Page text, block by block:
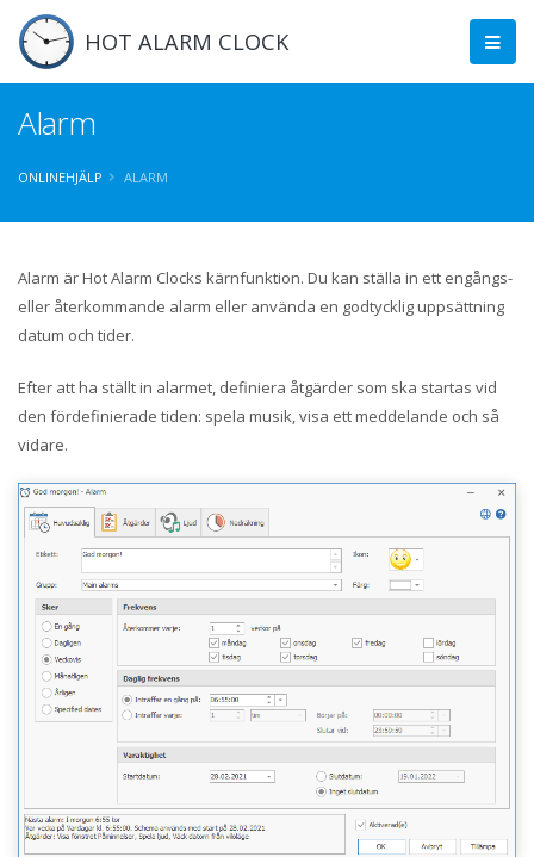
HOT ALARM CLOCK
Alarm
ONLINEHJÄLP ALARM
Alarm är Hot Alarm Clocks kärnfunktion. Du kan ställa in ett engångs-
eller återkommande alarm eller använda en godtycklig uppsättning
datum och tider.
Efter att ha ställt in alarmet, definiera åtgärder som ska startas vid
den fördefinierade tiden: spela musik, visa ett meddelande och så
vidare.